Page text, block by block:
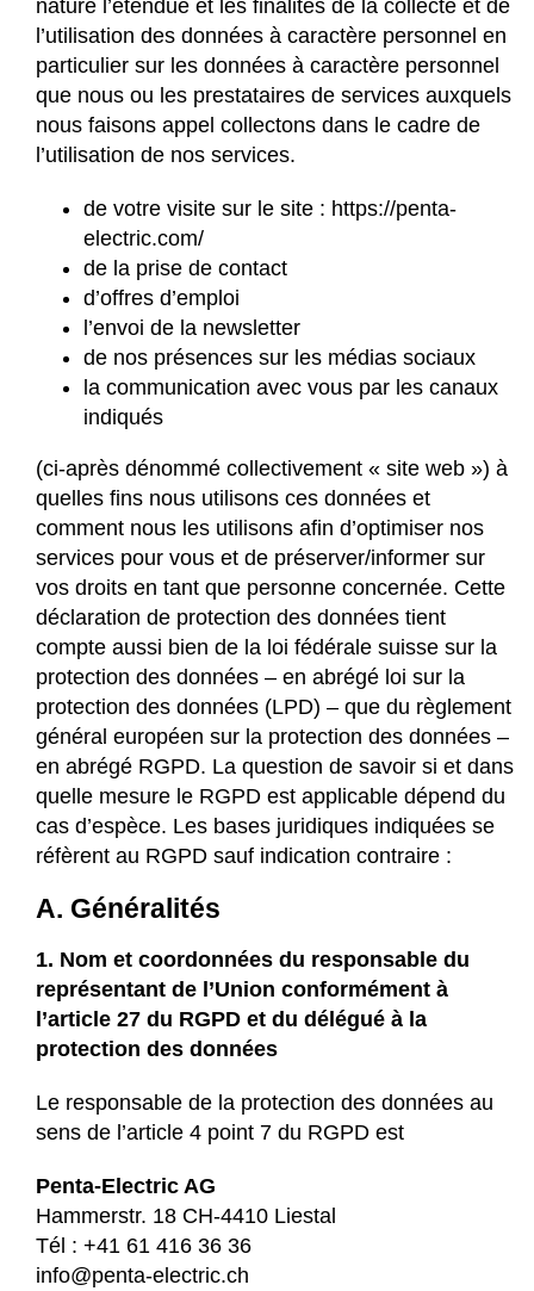
nature l’étendue et les finalités de la collecte et de
l’utilisation des données à caractère personnel en
particulier sur les données à caractère personnel
que nous ou les prestataires de services auxquels
nous faisons appel collectons dans le cadre de
l’utilisation de nos services.
de votre visite sur le site : https://penta-
electric.com/
de la prise de contact
d’offres d’emploi
l’envoi de la newsletter
de nos présences sur les médias sociaux
la communication avec vous par les canaux
indiqués
(ci-après dénommé collectivement « site web ») à
quelles fins nous utilisons ces données et
comment nous les utilisons afin d’optimiser nos
services pour vous et de préserver/informer sur
vos droits en tant que personne concernée. Cette
déclaration de protection des données tient
compte aussi bien de la loi fédérale suisse sur la
protection des données – en abrégé loi sur la
protection des données (LPD) – que du règlement
général européen sur la protection des données –
en abrégé RGPD. La question de savoir si et dans
quelle mesure le RGPD est applicable dépend du
cas d’espèce. Les bases juridiques indiquées se
réfèrent au RGPD sauf indication contraire :
A. Généralités
1. Nom et coordonnées du responsable du
représentant de l’Union conformément à
l’article 27 du RGPD et du délégué à la
protection des données
Le responsable de la protection des données au
sens de l’article 4 point 7 du RGPD est
Penta-Electric AG
Hammerstr. 18 CH-4410 Liestal
Tél : +41 61 416 36 36
info@penta-electric.ch